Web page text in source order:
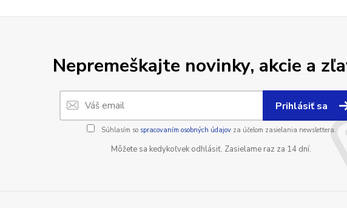
Nepremeškajte novinky, akcie a
Prihlásiť sa
Súhlasím so spracovaním osobných údajovza účelom zasielania newslettera.
Môžete sa kedykoľvek odhlásiť. Zasielame raz za 14 dní.